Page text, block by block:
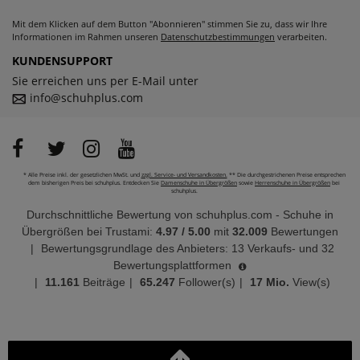
Mit dem Klicken auf dem Button "Abonnieren" stimmen Sie zu, dass wir Ihre
Informationen im Rahmen unseren Datenschutzbestimmungen verarbeiten.
KUNDENSUPPORT
Sie erreichen uns per E-Mail unter
info@schuhplus.com
* Alle Preise inkl. der gesetzlichen MwSt. und zzgl. Service- und Versandkosten.** Die durchgestrichenen Preise entsprechen
dem bisherigen Preis bei schuhplus. Entdecken Sie Damenschuhe in Übergrößen sowie Herrenschuhe in Übergrößen bei
schuhplus.
Durchschnittliche Bewertung von schuhplus.com - Schuhe in
Übergrößen bei Trustami: 4.97 / 5.00 mit 32.009 Bewertungen
|
Bewertungsgrundlage des Anbieters: 13 Verkaufs- und 32
Bewertungsplattformen
|
11.161 Beiträge | 65.247 Follower(s) | 17 Mio. View(s)